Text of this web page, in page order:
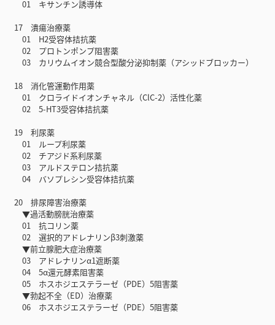
01 キサンチン誘導体
17 潰瘍治療薬
01 H2受容体拮抗薬
02 プロトンポンプ阻害薬
03 カリウムイオン競合型酸分泌抑制薬（アシッドブロッカー）
18 消化管運動作用薬
01 クロライドイオンチャネル（ClC-2）活性化薬
02 5-HT3受容体拮抗薬
19 利尿薬
01 ループ利尿薬
02 チアジド系利尿薬
03 アルドステロン拮抗薬
04 バソプレシン受容体拮抗薬
20 排尿障害治療薬
▼過活動膀胱治療薬
01 抗コリン薬
02 選択的アドレナリンβ3刺激薬
▼前立腺肥大症治療薬
03 アドレナリンα1遮断薬
04 5α還元酵素阻害薬
05 ホスホジエステラーゼ（PDE）5阻害薬
▼勃起不全（ED）治療薬
06 ホスホジエステラーゼ（PDE）5阻害薬